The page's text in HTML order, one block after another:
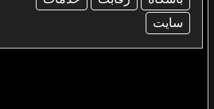
سایت